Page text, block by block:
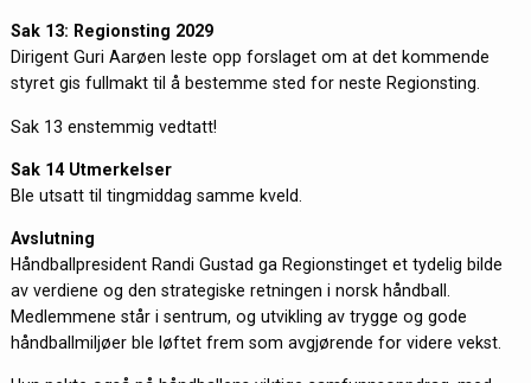
Sak 13: Regionsting 2029
Dirigent Guri Aarøen leste opp forslaget om at det kommende
styret gis fullmakt til å bestemme sted for neste Regionsting.
Sak 13 enstemmig vedtatt!
Sak 14 Utmerkelser
Ble utsatt til tingmiddag samme kveld.
Avslutning
Håndballpresident Randi Gustad ga Regionstinget et tydelig bilde
av verdiene og den strategiske retningen i norsk håndball.
Medlemmene står i sentrum, og utvikling av trygge og gode
håndballmiljøer ble løftet frem som avgjørende for videre vekst.